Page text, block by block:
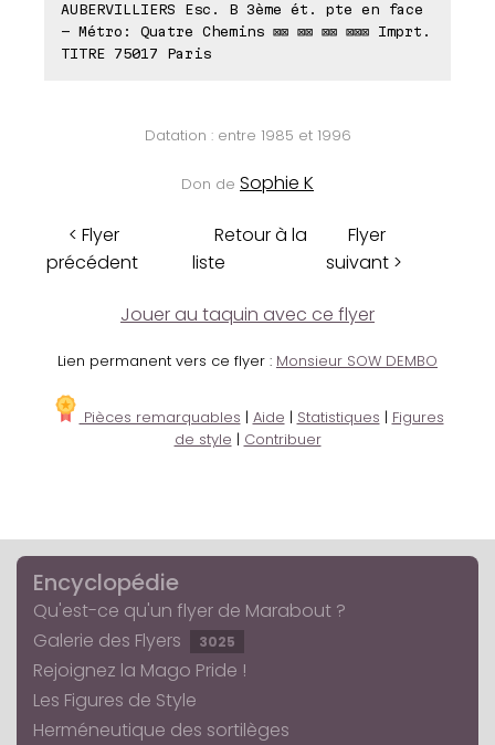
AUBERVILLIERS Esc. B 3ème ét. pte en face
- Métro: Quatre Chemins ⊠⊠ ⊠⊠ ⊠⊠ ⊠⊠⊠ Imprt.
TITRE 75017 Paris
Datation : entre 1985 et 1996
Don de Sophie K
< Flyer
précédent
Retour à la
liste
Flyer
suivant >
Jouer au taquin avec ce flyer
Lien permanent vers ce flyer : Monsieur SOW DEMBO
Pièces remarquables | Aide | Statistiques | Figures
de style | Contribuer
Encyclopédie
Qu'est-ce qu'un flyer de Marabout ?
Galerie des Flyers
3025
Rejoignez la Mago Pride !
Les Figures de Style
Herméneutique des sortilèges